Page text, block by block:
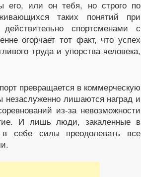
его, или он тебя, но строго по
таких понятий при
спортсменами с
огорчает тот факт, что успех
труда и упорства человека,
превращается в коммерческую
незаслуженно лишаются наград и
из-за невозможности
И лишь люди, закаленные в
себе силы преодолевать все